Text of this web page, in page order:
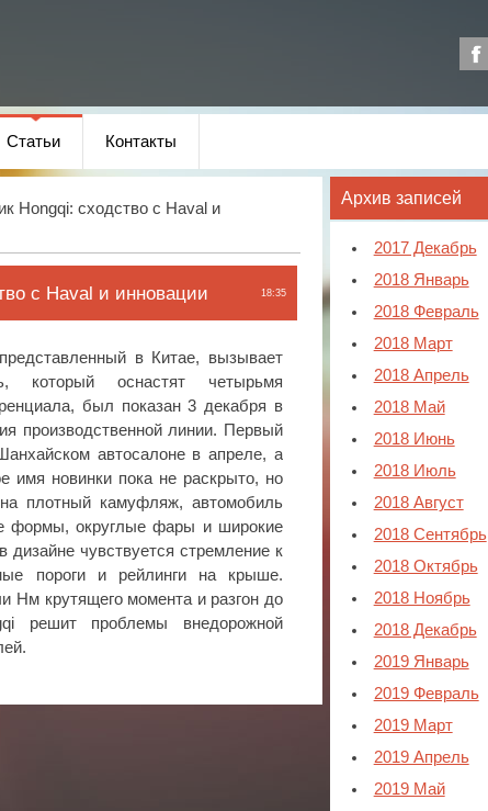
Статьи Контакты
Hongqi: сходство с Haval и
18:35
с Haval и инновации
в Китае, вызывает
который оснастят четырьмя
был показан 3 декабря в
производственной линии. Первый
автосалоне в апреле, а
имя новинки пока не раскрыто, но
плотный камуфляж, автомобиль
формы, округлые фары и широкие
чувствуется стремление к
пороги и рейлинги на крыше.
Нм крутящего момента и разгон до
решит проблемы внедорожной
Архив записей
2017 Декабрь
2018 Январь
2018 Февраль
2018 Март
2018 Апрель
2018 Май
2018 Июнь
2018 Июль
2018 Август
2018 Сентябрь
2018 Октябрь
2018 Ноябрь
2018 Декабрь
2019 Январь
2019 Февраль
2019 Март
2019 Апрель
2019 Май